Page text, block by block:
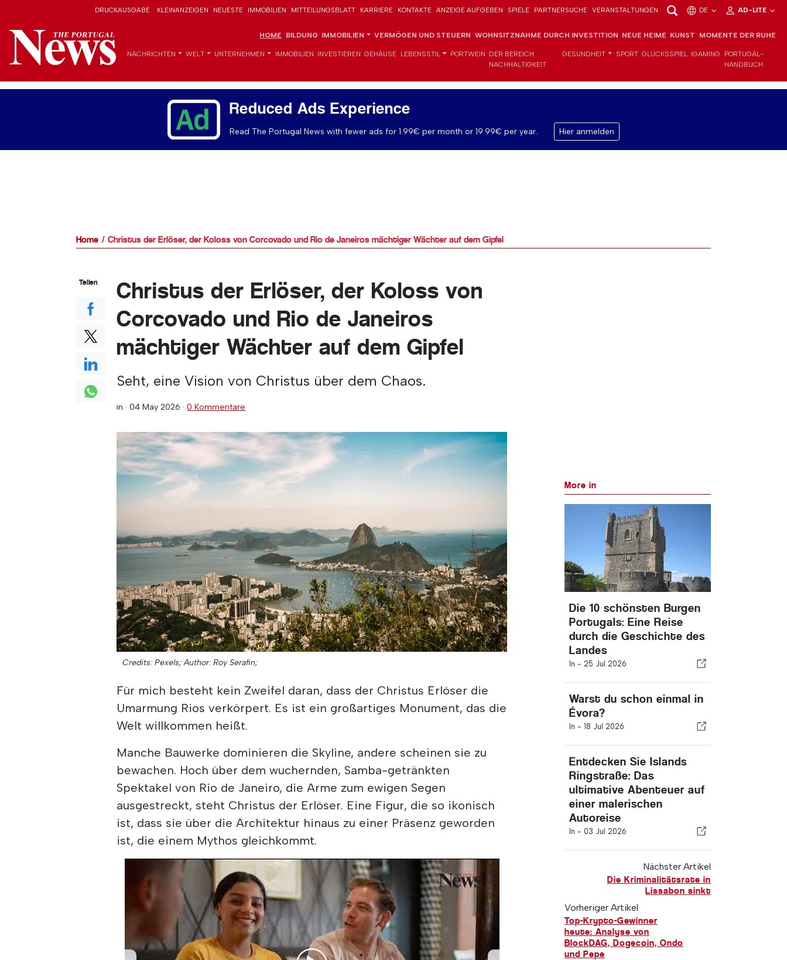
DRUCKAUSGABE KLEINANZEIGEN NEUESTE IMMOBILIEN MITTEILUNGSBLATT KARRIERE KONTAKTE ANZEIGE AUFGEBEN SPIELE PARTNERSUCHE VERANSTALTUNGEN DE AD-LITE
HOME BILDUNG IMMOBILIEN VERMÖGEN UND STEUERN WOHNSITZNAHME DURCH INVESTITION NEUE HEIME KUNST MOMENTE DER RUHE
NACHRICHTEN WELT UNTERNEHMEN IMMOBILIEN INVESTIEREN GEHÄUSE LEBENSSTIL PORTWEIN DER BEREICH
NACHHALTIGKEIT
GESUNDHEIT SPORT GLÜCKSSPIEL IGAMING
PORTUGAL-
HANDBUCH
Reduced Ads Experience
Read The Portugal News with fewer ads for 1.99€ per month or 19.99€ per year. Hier anmelden
Home Christus der Erlöser, der Koloss von Corcovado und Rio de Janeiros mächtiger Wächter auf dem Gipfel
Christus der Erlöser, der Koloss von
Corcovado und Rio de Janeiros
mächtiger Wächter auf dem Gipfel
Seht, eine Vision von Christus über dem Chaos.
in ·04 May 2026 ·0 Kommentare
Credits: Pexels; Author: Roy Serafin;
Für mich besteht kein Zweifel daran, dass der Christus Erlöser die
Umarmung Rios verkörpert. Es ist ein großartiges Monument, das die
Welt willkommen heißt.
Manche Bauwerke dominieren die Skyline, andere scheinen sie zu
bewachen. Hoch über dem wuchernden, Samba-getränkten
Spektakel von Rio de Janeiro, die Arme zum ewigen Segen
ausgestreckt, steht Christus der Erlöser. Eine Figur, die so ikonisch
ist, dass sie über die Architektur hinaus zu einer Präsenz geworden
ist, die einem Mythos gleichkommt.
Teilen
More in
Die 10 schönsten Burgen
Portugals: Eine Reise
durch die Geschichte des
Landes
In - 25 Jul 2026
Warst du schon einmal in
Évora?
In - 18 Jul 2026
Entdecken Sie Islands
Ringstraße: Das
ultimative Abenteuer auf
einer malerischen
Autoreise
In - 03 Jul 2026
Nächster Artikel
Die Kriminalitätsrate in
Lissabon sinkt
Vorheriger Artikel
Top-Krypto-Gewinner
heute: Analyse von
BlockDAG, Dogecoin, Ondo
und Pepe